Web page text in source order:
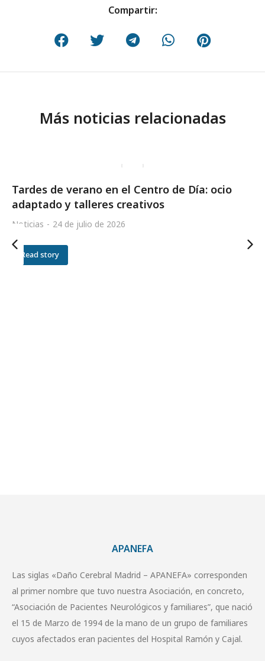
Compartir:
Más noticias relacionadas
Tardes de verano en el Centro de Día: ocio
adaptado y talleres creativos
Noticias 24 de julio de 2026
Read story
APANEFA
Las siglas «Daño Cerebral Madrid – APANEFA» corresponden
al primer nombre que tuvo nuestra Asociación, en concreto,
“Asociación de Pacientes Neurológicos y familiares”, que nació
el 15 de Marzo de 1994 de la mano de un grupo de familiares
cuyos afectados eran pacientes del Hospital Ramón y Cajal.